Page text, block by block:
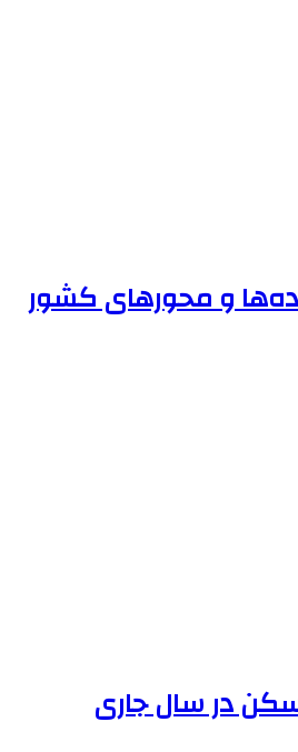
و محورهای کشور